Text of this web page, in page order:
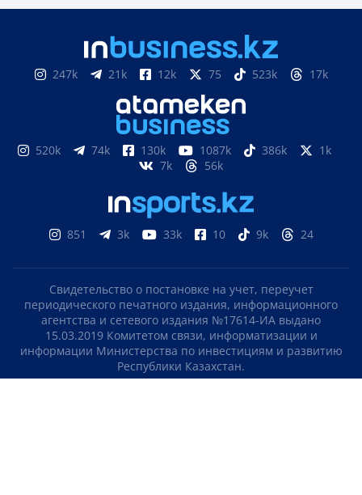
247k 21k 12k 75 523k 17k
520k 74k 130k 1087k 386k
1k
7k
56k
851 3k 33k 10 9k 24
Свидетельство о постановке на учет, переучет
периодического печатного издания, информационного
агентства и сетевого издания №17614-ИА выдано
15.03.2019 Комитетом связи, информатизации и
информации Министерства по инвестициям и развитию
Республики Казахстан.